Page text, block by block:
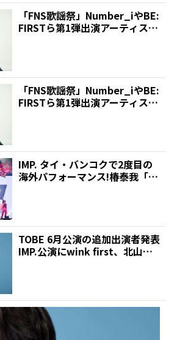
「FNS歌謡祭」Number_iやBE:
FIRSTら第1弾出演アーティスト
「FNS歌謡祭」Number_iやBE:
FIRSTら第1弾出演アーティスト
IMP. タイ・バンコクで2度目の
海外パフォーマンス!椿泰我「た
TOBE 6月公演の追加出演者発表
IMP.公演にwink first、北山と